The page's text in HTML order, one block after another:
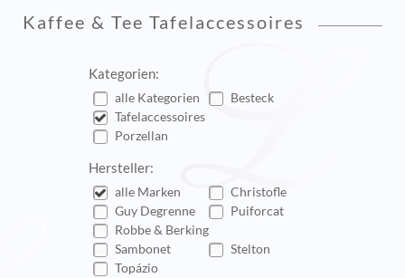
Kaffee & Tee Tafelaccessoires
Kategorien:
alle Kategorien
Besteck
Tafelaccessoires
Porzellan
Hersteller:
alle Marken
Christofle
Guy Degrenne
Puiforcat
Robbe & Berking
Sambonet
Stelton
Topázio